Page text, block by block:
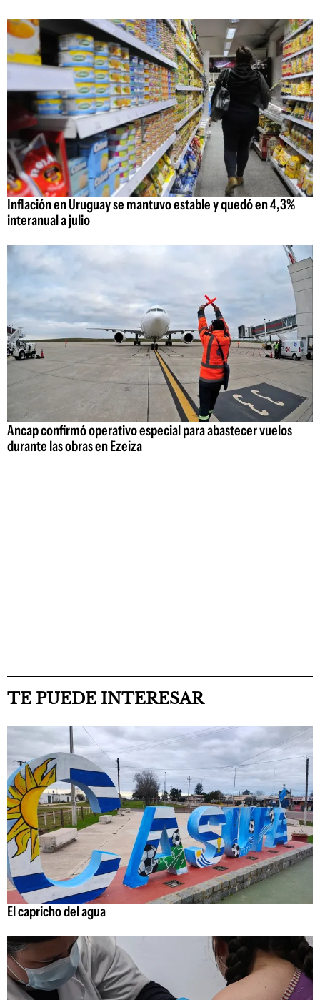
Inflación en Uruguay se mantuvo estable y quedó en 4,3%
interanual a julio
Ancap confirmó operativo especial para abastecer vuelos
durante las obras en Ezeiza
TE PUEDE INTERESAR
El capricho del agua